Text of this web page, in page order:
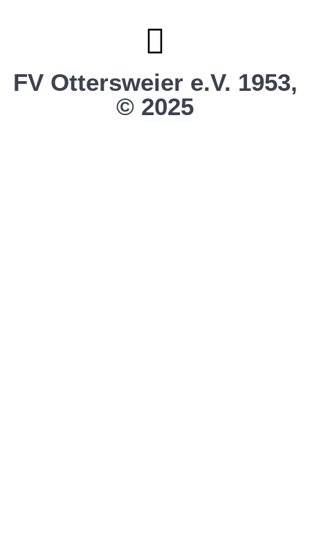
FV Ottersweier e.V. 1953,
© 2025